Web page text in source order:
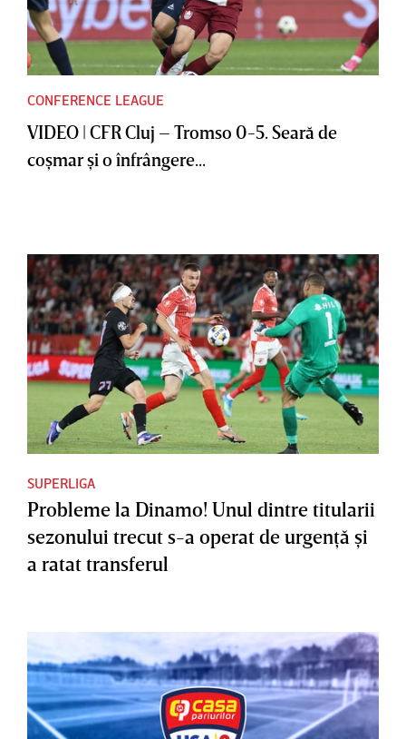
CONFERENCE LEAGUE
VIDEO | CFR Cluj – Tromso 0-5. Seară de
coşmar şi o înfrângere...
SUPERLIGA
Probleme la Dinamo! Unul dintre titularii
sezonului trecut s-a operat de urgenţă şi
a ratat transferul